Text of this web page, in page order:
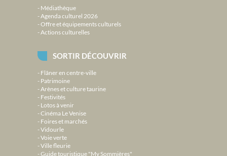
Médiathèque
Agenda culturel 2026
Offre et équipements culturels
Actions culturelles
SORTIR DÉCOUVRIR
Flâner en centre-ville
Patrimoine
Arènes et culture taurine
Festivités
Lotos à venir
Cinéma Le Venise
Foires et marchés
Vidourle
Voie verte
Ville fleurie
Guide touristique "My Sommières"